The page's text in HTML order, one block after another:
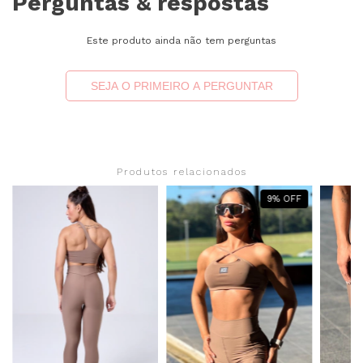
Este produto ainda não tem perguntas
SEJA O PRIMEIRO A PERGUNTAR
Produtos relacionados
9% OFF